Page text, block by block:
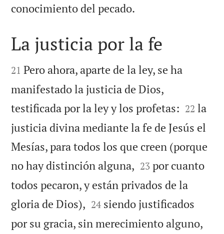
conocimiento del pecado.

La justicia por la fe

21 Pero ahora, aparte de la ley, se ha
manifestado la justicia de Dios,
testificada por la ley y los profetas: 

22 la
justicia divina mediante la fe de Jesús el
Mesías, para todos los que creen (porque
no hay distinción alguna, 

23 por cuanto
todos pecaron, y están privados de la
gloria de Dios), 

24 siendo justificados
por su gracia, sin merecimiento alguno,